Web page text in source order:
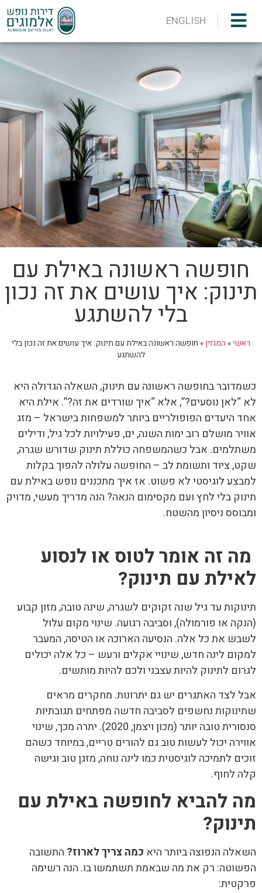
ENGLISH
חופשה ראשונה באילת עם
תינוק: איך עושים את זה נכון
בלי להשתגע
ראשי» המגזין» חופשה ראשונה באילת עם תינוק: איך עושים את זה נכון בלי
להשתגע
כשמדובר בחופשה ראשונה עם תינוק, השאלה הגדולה היא
לא “לאן נוסעים?”, אלא “איך שורדים את זה?”. אילת היא
אחד היעדים הפופולריים ביותר למשפחות בישראל – מזג
אוויר מושלם רוב ימות השנה, ים, פעילויות לכל גיל, ודילים
משתלמים. אבל כשהמשפחה כוללת תינוק שדורש שגרה,
שקט, ציוד ותשומת לב – החופשה עלולה להפוך בקלות
למבצע לוגיסטי לא פשוט. אז איך מתכננים נופש באילת עם
תינוק בלי לחץ ועם מקסימום הנאה? הנה מדריך מעשי, מדויק
ומבוסס ניסיון מהשטח.
מה זה אומר לטוס או לנסוע
לאילת עם תינוק?
תינוקות עד גיל שנה זקוקים לשגרה, שינה טובה, מזון קבוע
(הנקה או פורמולה), וסביבה רגועה. שינוי מקום עלול
לשבש את כל אלה. הנסיעה הארוכה או הטיסה, המעבר
למקום לינה חדש, שינויי אקלים ורעש – כל אלה יכולים
לגרום לתינוק להיות עצבני ולכם להיות מותשים.
אבל לצד האתגרים יש גם יתרונות. מחקרים מראים
שתינוקות נחשפים לסביבה חדשה מפתחים תגובתיות
סנסורית טובה יותר (מכון ויצמן, 2020). יתרה מכך, שינוי
אווירה יכול לעשות טוב גם להורים טריים, במיוחד כשהם
זוכים לתמיכה לוגיסטית כמו לינה נוחה, מזגן טוב וגישה
קלה לחוף.
מה להביא לחופשה באילת עם
תינוק?
השאלה הנפוצה ביותר היא כמה צריך לארוז? התשובה
הפשוטה: רק את מה שבאמת תשתמשו בו. הנה רשימה
פרקטית: